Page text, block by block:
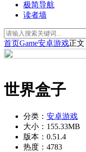
极简导航
读者墙
首页Game安卓游戏正文
世界盒子
分类： 安卓游戏
大小： 155.33MB
版本： 0.51.4
热度： 4783